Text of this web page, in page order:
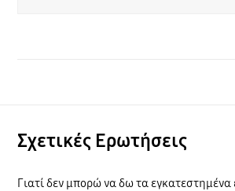
Σχετικές Ερωτήσεις
Γιατί δεν μπορώ να δω τα εγκατεστημένα